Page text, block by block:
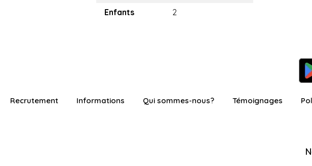
Enfants
2
Recrutement Informations Qui sommes-nous? Témoignages